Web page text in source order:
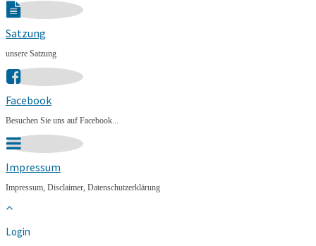
Satzung
unsere Satzung
Facebook
Besuchen Sie uns auf Facebook...
Impressum
Impressum, Disclaimer, Datenschutzerklärung
Login